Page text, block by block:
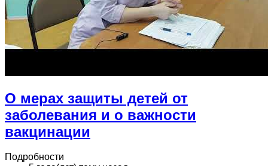
О мерах защиты детей от
заболевания и о важности
вакцинации
Подробности